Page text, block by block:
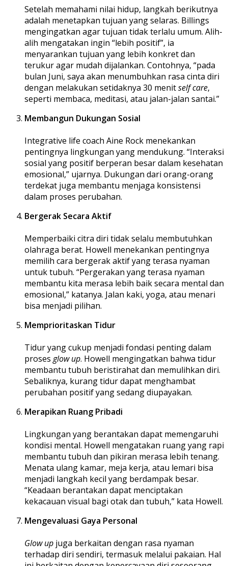
Setelah memahami nilai hidup, langkah berikutnya
adalah menetapkan tujuan yang selaras. Billings
mengingatkan agar tujuan tidak terlalu umum. Alih-
alih mengatakan ingin “lebih positif”, ia
menyarankan tujuan yang lebih konkret dan
terukur agar mudah dijalankan. Contohnya, “pada
bulan Juni, saya akan menumbuhkan rasa cinta diri
dengan melakukan setidaknya 30 menitself care,
seperti membaca, meditasi, atau jalan-jalan santai.”
Membangun Dukungan Sosial
Integrative life coach Aine Rock menekankan
pentingnya lingkungan yang mendukung. “Interaksi
sosial yang positif berperan besar dalam kesehatan
emosional,” ujarnya. Dukungan dari orang-orang
terdekat juga membantu menjaga konsistensi
dalam proses perubahan.
Bergerak Secara Aktif
Memperbaiki citra diri tidak selalu membutuhkan
olahraga berat. Howell menekankan pentingnya
memilih cara bergerak aktif yang terasa nyaman
untuk tubuh. “Pergerakan yang terasa nyaman
membantu kita merasa lebih baik secara mental dan
emosional,” katanya. Jalan kaki, yoga, atau menari
bisa menjadi pilihan.
Memprioritaskan Tidur
Tidur yang cukup menjadi fondasi penting dalam
proses glow up. Howell mengingatkan bahwa tidur
membantu tubuh beristirahat dan memulihkan diri.
Sebaliknya, kurang tidur dapat menghambat
perubahan positif yang sedang diupayakan.
Merapikan Ruang Pribadi
Lingkungan yang berantakan dapat memengaruhi
kondisi mental. Howell mengatakan ruang yang rapi
membantu tubuh dan pikiran merasa lebih tenang.
Menata ulang kamar, meja kerja, atau lemari bisa
menjadi langkah kecil yang berdampak besar.
“Keadaan berantakan dapat menciptakan
kekacauan visual bagi otak dan tubuh,” kata Howell.
Mengevaluasi Gaya Personal
Glow up juga berkaitan dengan rasa nyaman
terhadap diri sendiri, termasuk melalui pakaian. Hal